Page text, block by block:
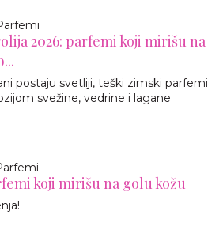
2026: parfemi koji mirišu na
postaju svetliji, teški zimski parfemi
svežine, vedrine i lagane
koji mirišu na golu kožu